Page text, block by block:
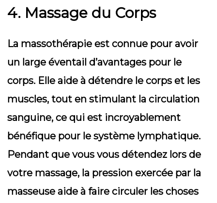
4. Massage du Corps
La massothérapie est connue pour avoir
un large éventail d’avantages pour le
corps. Elle aide à détendre le corps et les
muscles, tout en stimulant la circulation
sanguine, ce qui est incroyablement
bénéfique pour le système lymphatique.
Pendant que vous vous détendez lors de
votre massage, la pression exercée par la
masseuse aide à faire circuler les choses